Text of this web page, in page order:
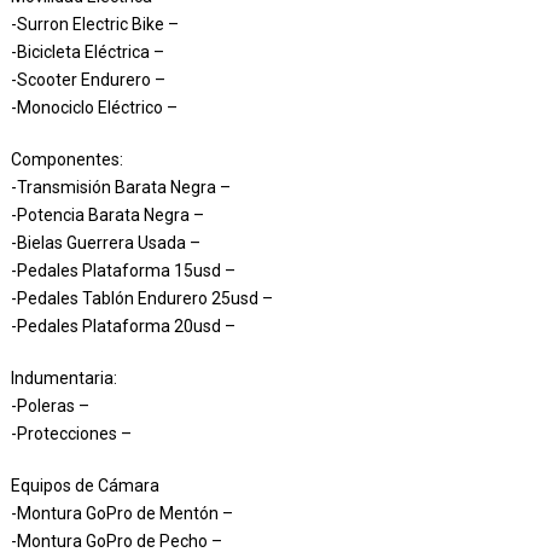
-Surron Electric Bike –
-Bicicleta Eléctrica –
-Scooter Endurero –
-Monociclo Eléctrico –
Componentes:
-Transmisión Barata Negra –
-Potencia Barata Negra –
-Bielas Guerrera Usada –
-Pedales Plataforma 15usd –
-Pedales Tablón Endurero 25usd –
-Pedales Plataforma 20usd –
Indumentaria:
-Poleras –
-Protecciones –
Equipos de Cámara
-Montura GoPro de Mentón –
-Montura GoPro de Pecho –